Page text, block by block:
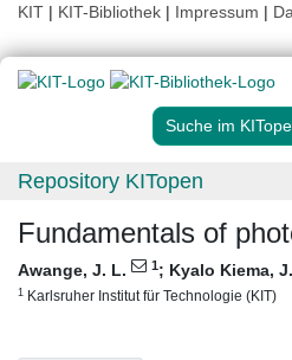
KIT | KIT-Bibliothek | Impressum |
Suche im
Repository KITopen
Fundamentals of
Awange, J. L. 1; Kyalo Kiema,
1 Karlsruher Institut für Technologie (KIT)